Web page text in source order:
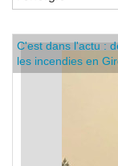
l'énergie
C'est dans l'actu :
les incendies en